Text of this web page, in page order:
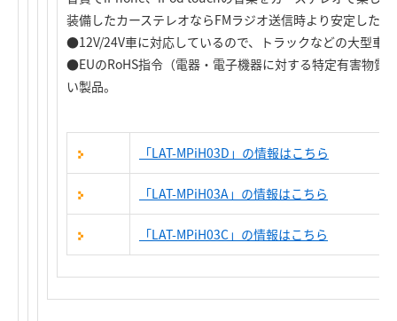
装備したカーステレオならFMラジオ送信時より安定した
●12V/24V車に対応しているので、トラックなどの大型車
●EUのRoHS指令（電器・電子機器に対する特定有害物質
い製品。
「LAT-MPiH03D」の情報はこちら
「LAT-MPiH03A」の情報はこちら
「LAT-MPiH03C」の情報はこちら